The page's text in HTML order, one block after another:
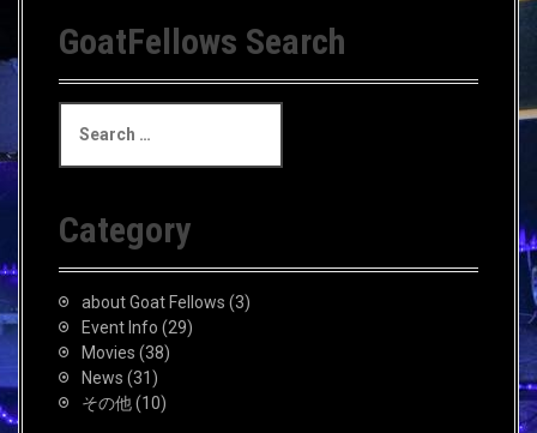
GoatFellows Search
a
c
h
f
Category
about Goat Fellows (3)
Event Info (29)
Movies (38)
News (31)
その他(10)